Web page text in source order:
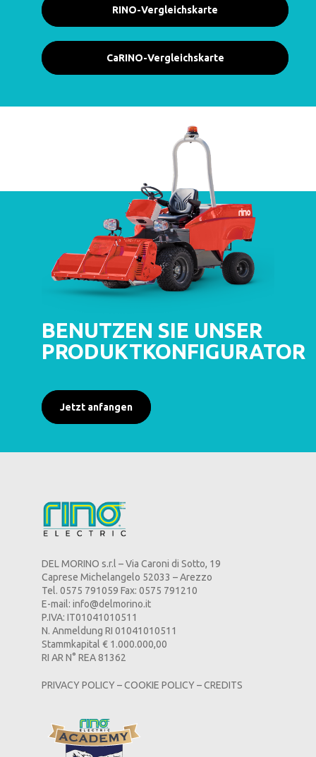
RINO-Vergleichskarte
CaRINO-Vergleichskarte
BENUTZEN SIE UNSER
PRODUKTKONFIGURATOR
Jetzt anfangen
DEL MORINO s.r.l – Via Caroni di Sotto, 19
Caprese Michelangelo 52033 – Arezzo
Tel. 0575 791059 Fax: 0575 791210
E-mail: info@delmorino.it
P.IVA: IT01041010511
N. Anmeldung RI 01041010511
Stammkapital € 1.000.000,00
RI AR N° REA 81362
PRIVACY POLICY–COOKIE POLICY–CREDITS